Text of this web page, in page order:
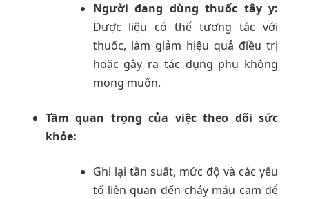
Người đang dùng thuốc tây y:
Dược liệu có thể tương tác với
thuốc, làm giảm hiệu quả điều trị
hoặc gây ra tác dụng phụ không
mong muốn.
Tầm quan trọng của việc theo dõi sức
khỏe:
Ghi lại tần suất, mức độ và các yếu
tố liên quan đến chảy máu cam để